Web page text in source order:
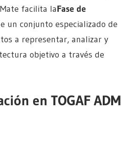
facilita laFase de
un conjunto especializado de
a representar, analizar y
objetivo a través de
en TOGAF ADM